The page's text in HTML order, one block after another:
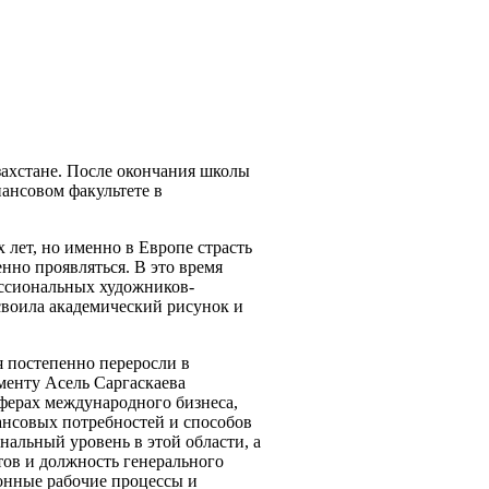
После окончания школы
факультете в
но именно в Европе страсть
проявляться. В это время
художников-
академический рисунок и
постепенно переросли в
Асель Саргаскаева
международного бизнеса,
потребностей и способов
уровень в этой области, а
и должность генерального
рабочие процессы и